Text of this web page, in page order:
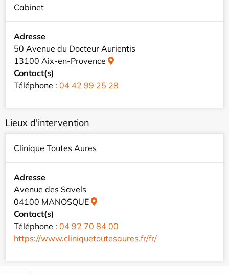
Cabinet
Adresse
50 Avenue du Docteur Aurientis
13100 Aix-en-Provence
Contact(s)
Téléphone : 04 42 99 25 28
Lieux d'intervention
Clinique Toutes Aures
Adresse
Avenue des Savels
04100 MANOSQUE
Contact(s)
Téléphone : 04 92 70 84 00
https://www.cliniquetoutesaures.fr/fr/